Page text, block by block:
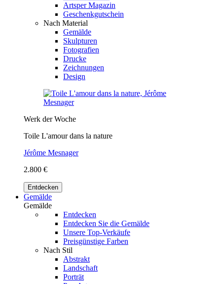
Artsper Magazin
Geschenkgutschein
Nach Material
Gemälde
Skulpturen
Fotografien
Drucke
Zeichnungen
Design
Werk der Woche
Toile L'amour dans la nature
Jérôme Mesnager
2.800 €
Entdecken
Gemälde
Gemälde
Entdecken
Entdecken Sie die Gemälde
Unsere Top-Verkäufe
Preisgünstige Farben
Nach Stil
Abstrakt
Landschaft
Porträt